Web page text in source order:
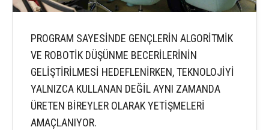
PROGRAM SAYESİNDE GENÇLERİN ALGORİTMİK
VE ROBOTİK DÜŞÜNME BECERİLERİNİN
GELİŞTİRİLMESİ HEDEFLENİRKEN, TEKNOLOJİYİ
YALNIZCA KULLANAN DEĞİL AYNI ZAMANDA
ÜRETEN BİREYLER OLARAK YETİŞMELERİ
AMAÇLANIYOR.